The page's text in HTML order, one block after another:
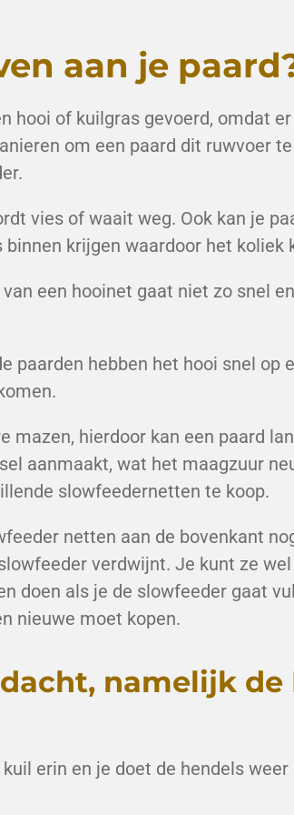
aan je
hooi of kuilgras gevoerd, omdat
om een paard dit ruwvoer
vies of waait weg. Ook kan je
krijgen waardoor het koliek
een hooinet gaat niet zo snel
paarden hebben het hooi snel op
mazen, hierdoor kan een paard
aanmaakt, wat het maagzuur
slowfeedernetten te koop.
netten aan de bovenkant
verdwijnt. Je kunt ze
doen als je de slowfeeder gaat
nieuwe moet kopen.
namelijk de
erin en je doet de hendels weer